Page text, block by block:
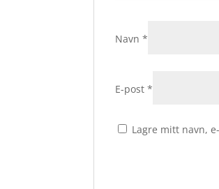
Navn*
E-post*
Lagre mitt navn,